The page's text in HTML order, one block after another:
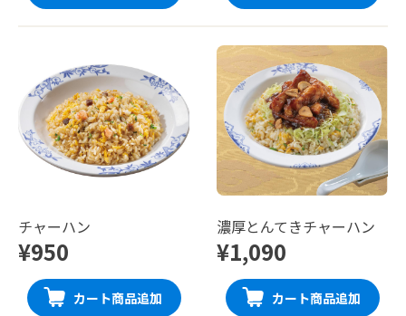
チャーハン
¥950
カート商品追加
濃厚とんてきチャーハン
¥1,090
カート商品追加